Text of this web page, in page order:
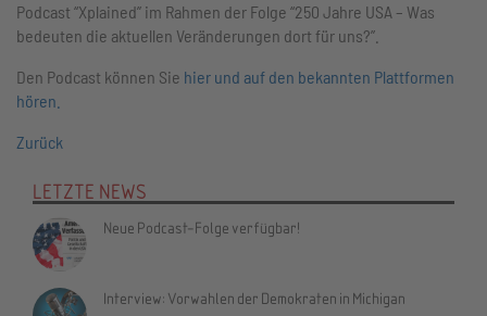
Podcast “Xplained” im Rahmen der Folge “250 Jahre USA – Was
bedeuten die aktuellen Veränderungen dort für uns?”.
Den Podcast können Sie hier und auf den bekannten Plattformen
hören.
Zurück
LETZTE NEWS
Neue Podcast-Folge verfügbar!
Interview: Vorwahlen der Demokraten in Michigan